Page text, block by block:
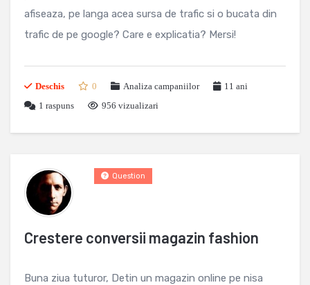
afiseaza, pe langa acea sursa de trafic si o bucata din
trafic de pe google? Care e explicatia? Mersi!
Deschis 0 Analiza campaniilor
11 ani
1 raspuns 956 vizualizari
Crestere conversii magazin fashion
Question
Buna ziua tuturor, Detin un magazin online pe nisa